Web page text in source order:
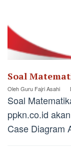
Soal
OlehGuru Fajri Asahi
Soal
ppkn.co.id
Case Diagram